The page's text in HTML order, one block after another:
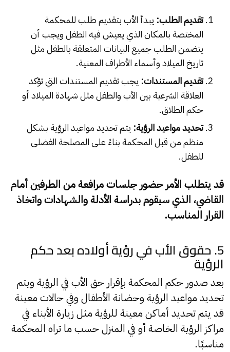
تقديم الطلب: يبدأ الأب بتقديم طلب للمحكمة
المختصة بالمكان الذي يعيش فيه الطفل ويجب أن
يتضمن الطلب جميع البيانات المتعلقة بالطفل مثل
تاريخ الميلاد وأسماء الأطراف المعنية.
تقديم المستندات: يجب تقديم المستندات التي تؤكد
العلاقة الشرعية بين الأب والطفل مثل شهادة الميلاد أو
حكم الطلاق.
تحديد مواعيد الرؤية: يتم تحديد مواعيد الرؤية بشكل
منظم من قبل المحكمة بناءً على المصلحة الفضلى
للطفل.
قد يتطلب الأمر حضور جلسات مرافعة من الطرفين أمام
القاضي، الذي سيقوم بدراسة الأدلة والشهادات واتخاذ
القرار المناسب.
5. حقوق الأب في رؤية أولاده بعد حكم
الرؤية
بعد صدور حكم المحكمة بإقرار حق الأب في الرؤية ويتم
تحديد مواعيد الرؤية وحضانة الأطفال وفي حالات معينة
قد يتم تحديد أماكن معينة للرؤية مثل زيارة الأبناء في
مراكز الرؤية الخاصة أو في المنزل حسب ما تراه المحكمة
مناسبًا.